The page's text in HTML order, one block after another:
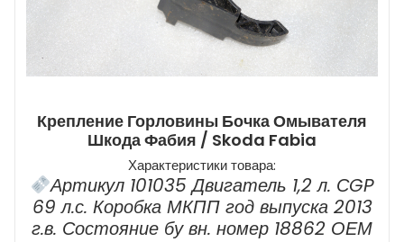
Крепление Горловины Бочка Омывателя
Шкода Фабия / Skoda Fabia
Характеристики товара:
Артикул 101035 Двигатель 1,2 л. СGP
69 л.с. Коробка МКПП год выпуска 2013
г.в. Состояние бу вн. номер 18862 ОЕМ